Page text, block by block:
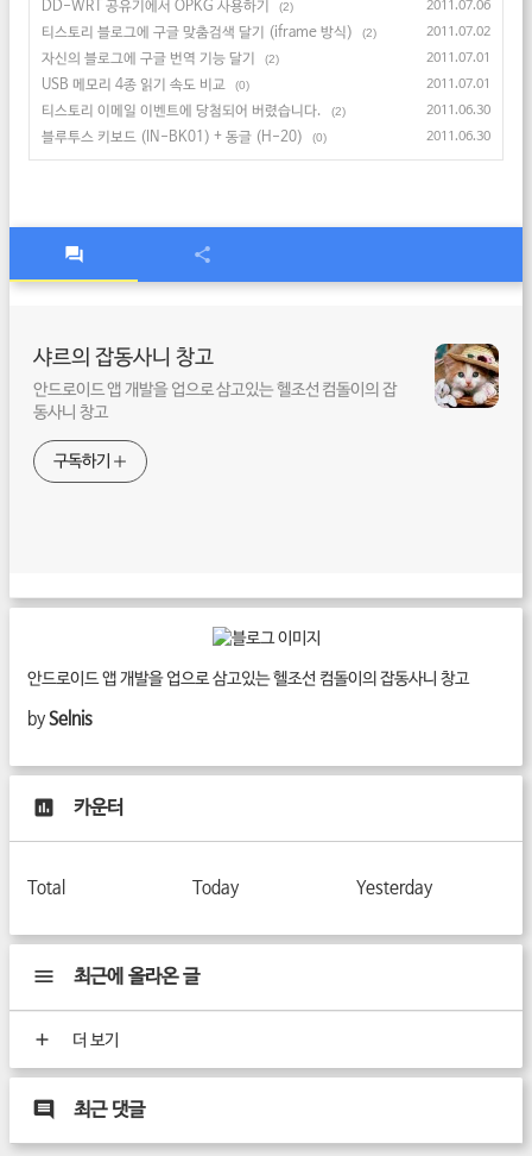
DD-WRT 공유기에서 OPKG 사용하기 (2) 2011.07.06
티스토리 블로그에 구글 맞춤검색 달기 (iframe 방식) (2) 2011.07.02
자신의 블로그에 구글 번역 기능 달기 (2) 2011.07.01
USB 메모리 4종 읽기 속도 비교 (0) 2011.07.01
티스토리 이메일 이벤트에 당첨되어 버렸습니다. (2) 2011.06.30
블루투스 키보드 (IN-BK01) + 동글 (H-20) (0) 2011.06.30
샤르의 잡동사니 창고
안드로이드 앱 개발을 업으로 삼고있는 헬조선 컴돌이의 잡
동사니 창고
구독하기
안드로이드 앱 개발을 업으로 삼고있는 헬조선 컴돌이의 잡동사니 창고
bySelnis
카운터
Total Today Yesterday
최근에 올라온 글
더 보기
최근 댓글